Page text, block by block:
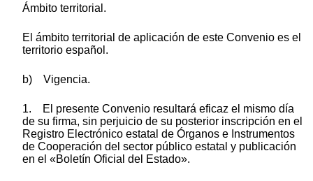
Ámbito territorial.
El ámbito territorial de aplicación de este Convenio es el
territorio español.
b) Vigencia.
1. El presente Convenio resultará eficaz el mismo día
de su firma, sin perjuicio de su posterior inscripción en el
Registro Electrónico estatal de Órganos e Instrumentos
de Cooperación del sector público estatal y publicación
en el «Boletín Oficial del Estado».